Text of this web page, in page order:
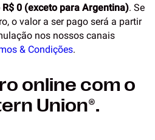
0 (exceto para Argentina). Se
o valor a ser pago será a partir
nos nossos canais
& Condições.
online com o
Union®.